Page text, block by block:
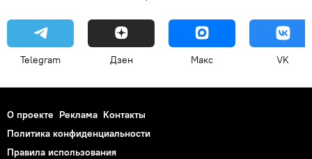
Telegram Дзен Макс VK
О проекте Реклама Контакты
Политика конфиденциальности
Правила использования